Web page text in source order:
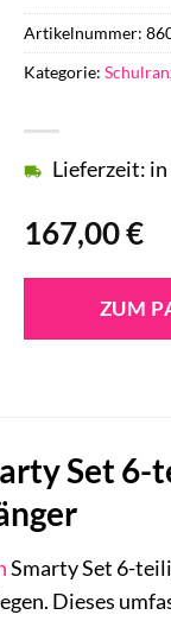
167,00€
Lieferzeit: in
ZUM
Artikelnummer:
Kategorie:
Set
Smarty Set 6-
Dieses